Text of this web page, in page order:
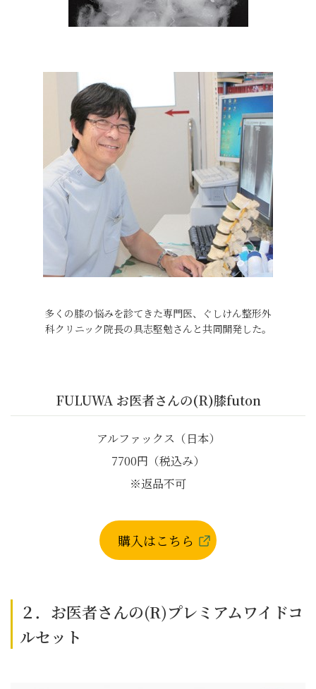
多くの膝の悩みを診てきた専門医、ぐしけん整形外
科クリニック院長の具志堅勉さんと共同開発した。
FULUWA お医者さんの(R)膝futon
アルファックス（日本）
7700円（税込み）
※返品不可
購入はこちら
２．お医者さんの(R)プレミアムワイドコ
ルセット